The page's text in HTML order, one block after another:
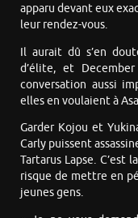
apparu devant eux
leur rendez-vous.
Il aurait dû s’en
d’élite, et
conversation aussi
elles en voulaient à
Garder Kojou et
Carly puissent
Tartarus Lapse. C’est
risque de mettre en
jeunes gens.